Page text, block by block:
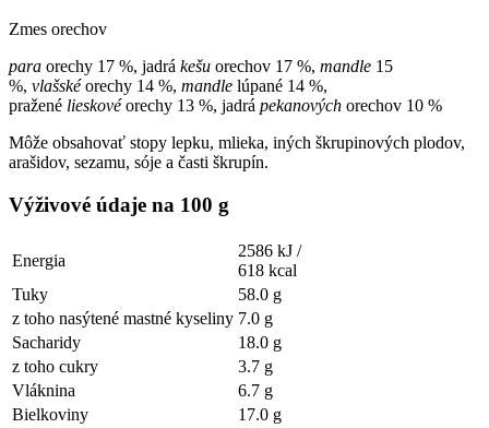
Zmes orechov
para orechy 17 %, jadrá kešu orechov 17 %, mandle 15
%, vlašskéorechy 14 %, mandle lúpané 14 %,
pražené lieskovéorechy 13 %, jadrá pekanových orechov 10 %
Môže obsahovať stopy lepku, mlieka, iných škrupinových plodov,
arašidov, sezamu, sóje a časti škrupín.
Výživové údaje na 100 g
Energia
2586 kJ /
618 kcal
Tuky
58.0 g
z toho nasýtené mastné kyseliny 7.0 g
Sacharidy
18.0 g
z toho cukry
3.7 g
Vláknina
6.7 g
Bielkoviny
17.0 g